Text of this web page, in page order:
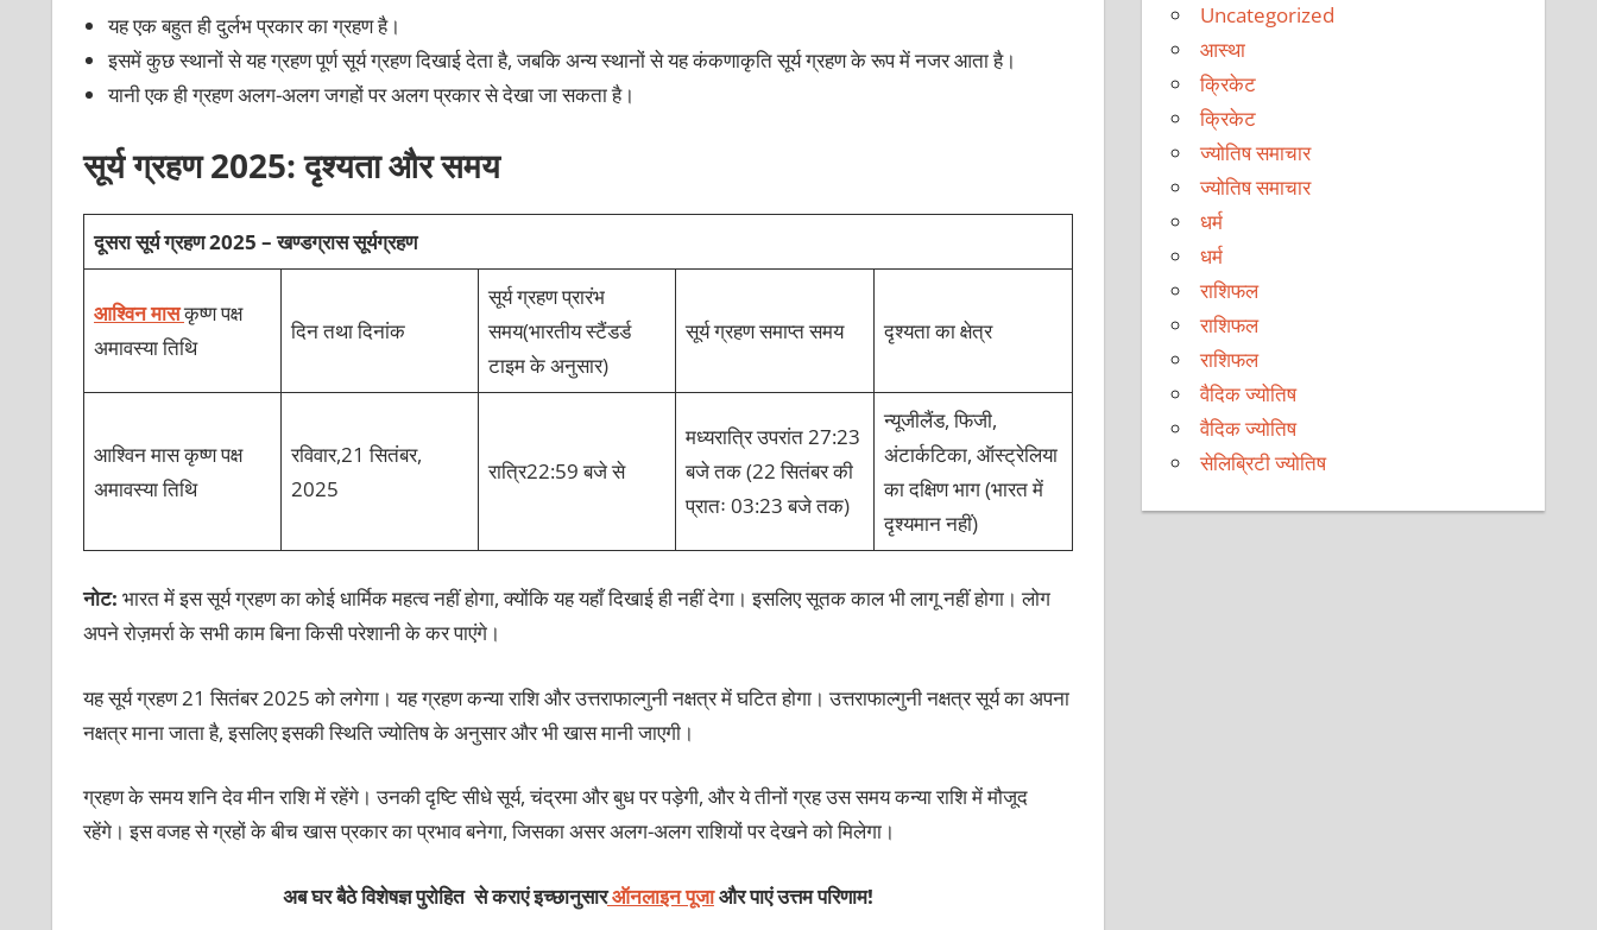
यह एक बहुत ही दुर्लभ प्रकार का ग्रहण है।
इसमें कुछ स्थानों से यह ग्रहण पूर्ण सूर्य ग्रहण दिखाई देता है, जबकि अन्य स्थानों से यह कंकणाकृति सूर्य ग्रहण के रूप में नजर आता है।
यानी एक ही ग्रहण अलग-अलग जगहों पर अलग प्रकार से देखा जा सकता है।
सूर्य ग्रहण 2025: दृश्यता और समय
दूसरा सूर्य ग्रहण 2025 – खण्डग्रास सूर्यग्रहण
आश्विन मासकृष्ण पक्ष
अमावस्या तिथि
दिन तथा दिनांक
सूर्य ग्रहण प्रारंभ
समय(भारतीय स्टैंडर्ड
टाइम के अनुसार)
सूर्य ग्रहण समाप्त समय दृश्यता का क्षेत्र
आश्विन मास कृष्ण पक्ष
अमावस्या तिथि
रविवार,21 सितंबर,
2025
रात्रि22:59 बजे से
मध्यरात्रि उपरांत 27:23
बजे तक (22 सितंबर की
प्रातः 03:23 बजे तक)
न्यूजीलैंड, फिजी,
अंटार्कटिका, ऑस्ट्रेलिया
का दक्षिण भाग (भारत में
दृश्यमान नहीं)
नोट: भारत में इस सूर्य ग्रहण का कोई धार्मिक महत्व नहीं होगा, क्योंकि यह यहाँ दिखाई ही नहीं देगा। इसलिए सूतक काल भी लागू नहीं होगा। लोग
अपने रोज़मर्रा के सभी काम बिना किसी परेशानी के कर पाएंगे।
यह सूर्य ग्रहण 21 सितंबर 2025 को लगेगा। यह ग्रहण कन्या राशि और उत्तराफाल्गुनी नक्षत्र में घटित होगा। उत्तराफाल्गुनी नक्षत्र सूर्य का अपना
नक्षत्र माना जाता है, इसलिए इसकी स्थिति ज्योतिष के अनुसार और भी खास मानी जाएगी।
ग्रहण के समय शनि देव मीन राशि में रहेंगे। उनकी दृष्टि सीधे सूर्य, चंद्रमा और बुध पर पड़ेगी, और ये तीनों ग्रह उस समय कन्या राशि में मौजूद
रहेंगे। इस वजह से ग्रहों के बीच खास प्रकार का प्रभाव बनेगा, जिसका असर अलग-अलग राशियों पर देखने को मिलेगा।
अब घर बैठे विशेषज्ञ पुरोहित से कराएं इच्छानुसारऑनलाइन पूजाऔर पाएं उत्तम परिणाम!
Uncategorized
आस्था
क्रिकेट
क्रिकेट
ज्योतिष समाचार
ज्योतिष समाचार
धर्म
धर्म
राशिफल
राशिफल
राशिफल
वैदिक ज्योतिष
वैदिक ज्योतिष
सेलिब्रिटी ज्योतिष